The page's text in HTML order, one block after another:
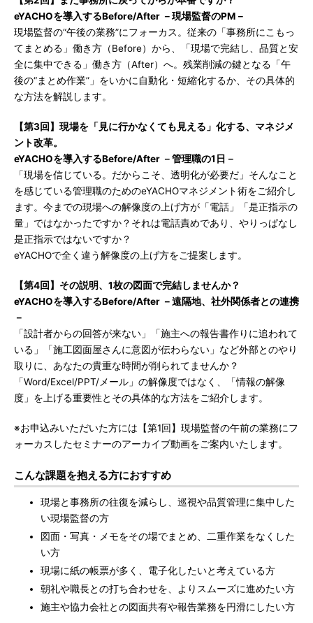
eYACHOを導入するBefore/After －現場監督のPM－
現場監督の“午後の業務”にフォーカス。従来の「事務所にこもっ
てまとめる」働き方（Before）から、「現場で完結し、品質と安
全に集中できる」働き方（After）へ。残業削減の鍵となる「午
後の“まとめ作業”」をいかに自動化・短縮化するか、その具体的
な方法を解説します。
【第3回】現場を「見に行かなくても見える」化する、マネジメ
ント改革。
eYACHOを導入するBefore/After －管理職の1日－
「現場を信じている。だからこそ、透明化が必要だ」そんなこと
を感じている管理職のためのeYACHOマネジメント術をご紹介し
ます。今までの現場への解像度の上げ方が「電話」「是正指示の
量」ではなかったですか？それは電話責めであり、やりっぱなし
是正指示ではないですか？
eYACHOで全く違う解像度の上げ方をご提案します。
【第4回】その説明、1枚の図面で完結しませんか？
eYACHOを導入するBefore/After －遠隔地、社外関係者との連携
－
「設計者からの回答が来ない」「施主への報告書作りに追われて
いる」「施工図面屋さんに意図が伝わらない」など外部とのやり
取りに、あなたの貴重な時間が削られてませんか？
「Word/Excel/PPT/メール」の解像度ではなく、「情報の解像
度」を上げる重要性とその具体的な方法をご紹介します。
※お申込みいただいた方には【第1回】現場監督の午前の業務にフ
ォーカスしたセミナーのアーカイブ動画をご案内いたします。
こんな課題を抱える方におすすめ
現場と事務所の往復を減らし、巡視や品質管理に集中した
い現場監督の方
図面・写真・メモをその場でまとめ、二重作業をなくした
い方
現場に紙の帳票が多く、電子化したいと考えている方
朝礼や職長との打ち合わせを、よりスムーズに進めたい方
施主や協力会社との図面共有や報告業務を円滑にしたい方